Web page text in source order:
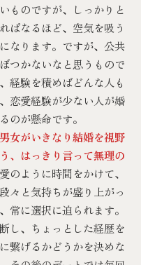
ものですが、しっかりと
ばなるほど、空気を吸う
なります。ですが、公共
つかないなと思うもので
経験を積めばどんな人も
恋愛経験が少ない人が婚
のが懸命です。
女がいきなり結婚を視野
、はっきり言って無理の
のように時間をかけて、
々と気持ちが盛り上がっ
常に選択に迫られます。
し、ちょっとした経歴を
繋げるかどうかを決めな